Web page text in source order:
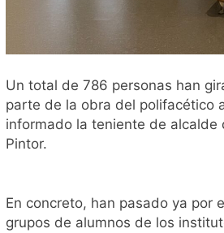
Un total de 786 personas han
parte de la obra del polifacético
informado la teniente de alcalde
Pintor.
En concreto, han pasado ya por
grupos de alumnos de los